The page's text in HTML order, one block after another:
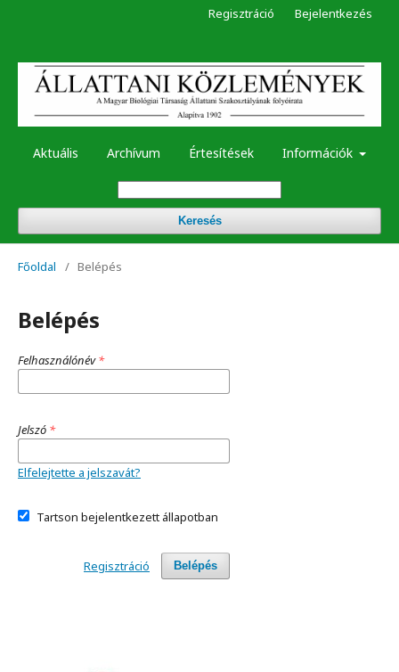
Aktuális Archívum Értesítések Információk
Keresés
Regisztráció Bejelentkezés
Főoldal / Belépés
Belépés
Felhasználónév*
Jelszó *
Elfelejtette a jelszavát?
Tartson bejelentkezett állapotban
Belépés
Regisztráció